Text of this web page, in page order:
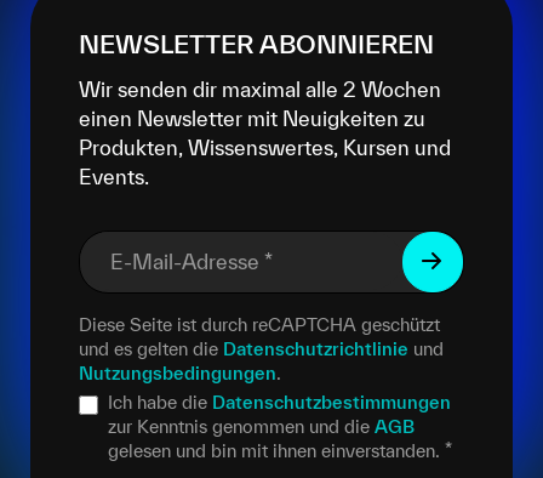
NEWSLETTER ABONNIEREN
Wir senden dir maximal alle 2 Wochen
einen Newsletter mit Neuigkeiten zu
Produkten, Wissenswertes, Kursen und
Events.
E-Mail-Adresse *
Diese Seite ist durch reCAPTCHA geschützt
und es gelten die Datenschutzrichtlinie und
Nutzungsbedingungen.
Ich habe die Datenschutzbestimmungen
zur Kenntnis genommen und die AGB
gelesen und bin mit ihnen einverstanden. *